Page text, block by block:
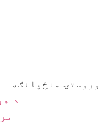
وروستۍ منځپانګه
د